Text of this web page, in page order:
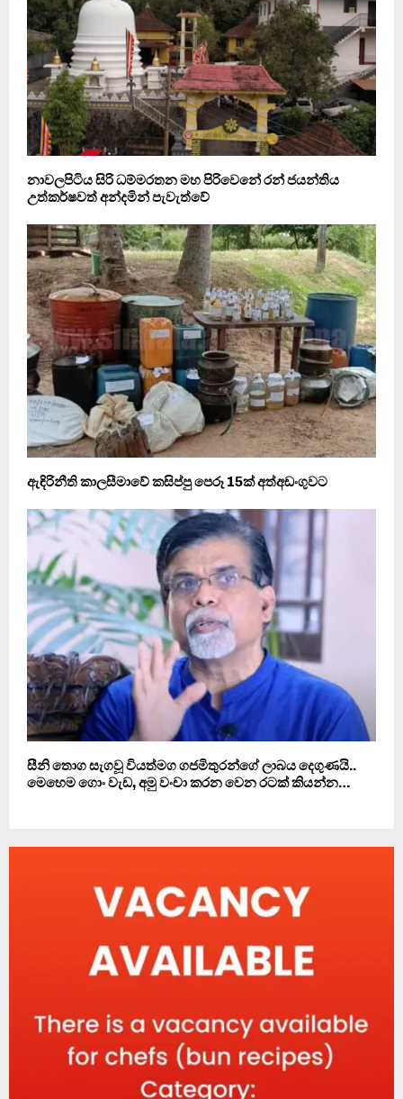
නාවලපිටිය සිරි ධම්මරතන මහ පිරිවෙනේ රන් ජයන්තිය
උත්කර්ෂවත් අන්දමින් පැවැත්වේ
ඇඳිරිනීති කාලසීමාවේ කසිප්පු පෙරූ 15ක් අත්අඩංගුවට
සීනි තොග සැගවූ වියත්මග ගජමිතුරන්ගේ ලාබය දෙගුණයි..
මෙහෙම ගොං වැඩ, අමු වංචා කරන වෙන රටක් කියන්න…